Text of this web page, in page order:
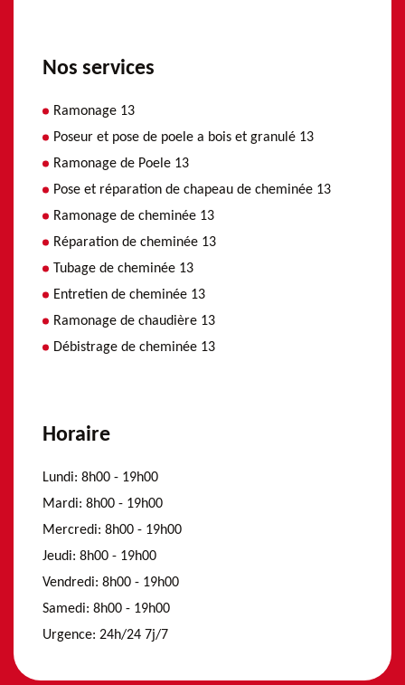
Nos services
Ramonage 13
Poseur et pose de poele a bois et granulé 13
Ramonage de Poele 13
Pose et réparation de chapeau de cheminée 13
Ramonage de cheminée 13
Réparation de cheminée 13
Tubage de cheminée 13
Entretien de cheminée 13
Ramonage de chaudière 13
Débistrage de cheminée 13
Horaire
Lundi: 8h00 - 19h00
Mardi: 8h00 - 19h00
Mercredi: 8h00 - 19h00
Jeudi: 8h00 - 19h00
Vendredi: 8h00 - 19h00
Samedi: 8h00 - 19h00
Urgence: 24h/24 7j/7